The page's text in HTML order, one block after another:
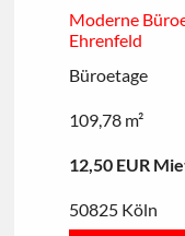
Moderne
Ehrenfeld
Büroetage
109,78 m²
12,50 EUR
50825 Köln